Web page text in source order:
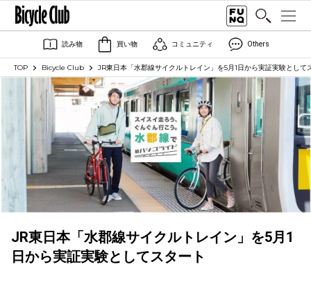
読み物 買い物 コミュニティ Others
TOP Bicycle Club JR東日本「水郡線サイクルトレイン」を5月1日から実証実験として
JR東日本「水郡線サイクルトレイン」を5月1
日から実証実験としてスタート